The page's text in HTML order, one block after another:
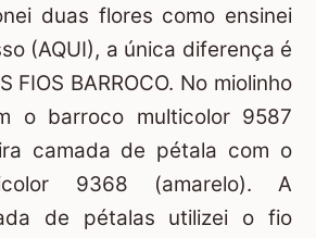
duas flores como ensinei
(AQUI), a única diferença é
FIOS BARROCO. No miolinho
o barroco multicolor 9587
camada de pétala com o
9368 (amarelo). A
de pétalas utilizei o fio